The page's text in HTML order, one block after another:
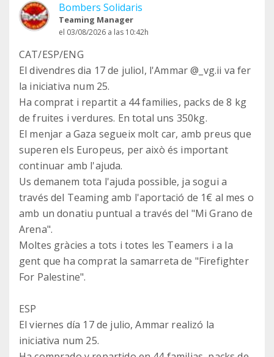
Bombers Solidaris
Teaming Manager
el 03/08/2026 a las 10:42h
CAT/ESP/ENG
El divendres dia 17 de juliol, l'Ammar @_vg.ii va fer
la iniciativa num 25.
Ha comprat i repartit a 44 families, packs de 8 kg
de fruites i verdures. En total uns 350kg.
El menjar a Gaza segueix molt car, amb preus que
superen els Europeus, per això és important
continuar amb l'ajuda.
Us demanem tota l'ajuda possible, ja sogui a
través del Teaming amb l'aportació de 1€ al mes o
amb un donatiu puntual a través del "Mi Grano de
Arena".
Moltes gràcies a tots i totes les Teamers i a la
gent que ha comprat la samarreta de "Firefighter
For Palestine".
ESP
El viernes día 17 de julio, Ammar realizó la
iniciativa num 25.